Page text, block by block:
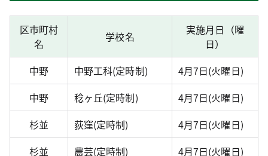
区市町村
名
学校名
実施月日（曜
日）
中野
中野工科(定時制)
4月7日(火曜日)
中野
稔ヶ丘(定時制)
4月7日(火曜日)
杉並
荻窪(定時制)
4月7日(火曜日)
杉並
農芸(定時制) 4月7日(火曜日)